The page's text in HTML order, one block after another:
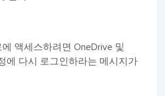
액세스하려면 OneDrive 및
에 다시 로그인하라는 메시지가